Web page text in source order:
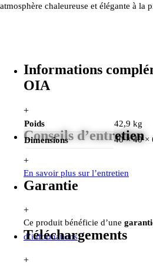
atmosphère chaleureuse et élégante à la
Informations
OIA
+
Poids
42,9 kg
Dimensions
40 × 40 ×
Conseils d’entretien
+
En savoir plus sur l’entretien
Garantie
+
Ce produit bénéficie d’une
d’informations
Téléchargements
+